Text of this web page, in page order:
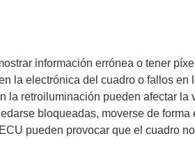
información errónea o tener
la electrónica del cuadro o fallos en
la retroiluminación pueden afectar
bloqueadas, moverse de
pueden provocar que el cuadro